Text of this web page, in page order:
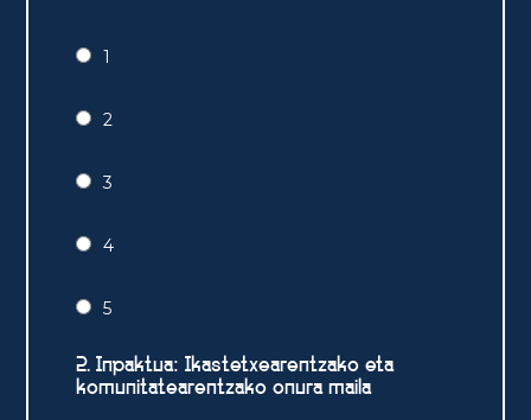
1
2
3
4
5
2. Inpaktua: Ikastetxearentzako eta
komunitatearentzako onura maila